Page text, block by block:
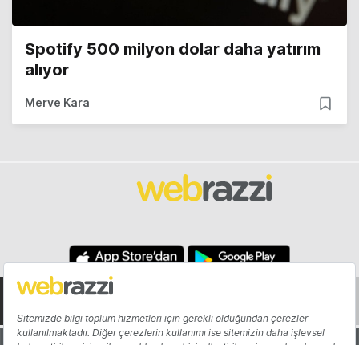
Spotify 500 milyon dolar daha yatırım
alıyor
Merve Kara